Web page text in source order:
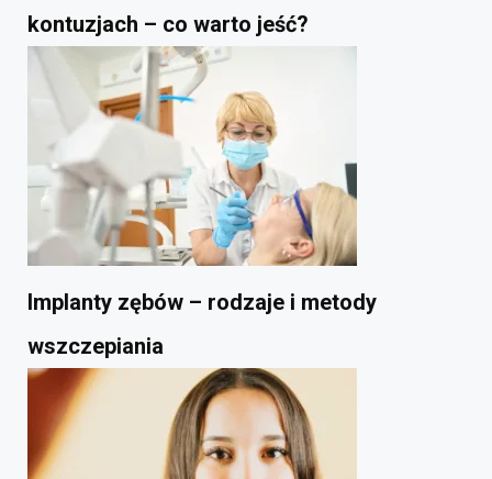
kontuzjach – co warto jeść?
Implanty zębów – rodzaje i metody
wszczepiania